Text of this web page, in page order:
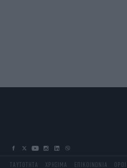
ΤΑΥΤΟΤΗΤΑ ΧΡΗΣΙΜΑ ΕΠΙΚΟΙΝΩΝΙΑ